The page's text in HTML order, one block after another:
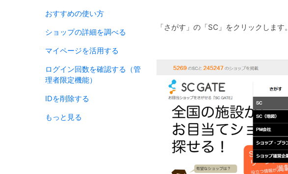
おすすめの使い方
ショップの詳細を調べる
マイページを活用する
ログイン回数を確認する（管
理者限定機能）
IDを削除する
もっと見る
「さがす」の「SC」をクリックします。